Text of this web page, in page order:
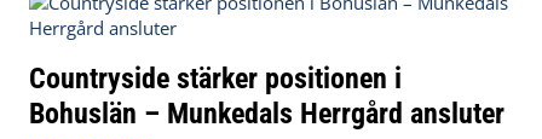
Countryside stärker positionen i
Bohuslän – Munkedals Herrgård ansluter